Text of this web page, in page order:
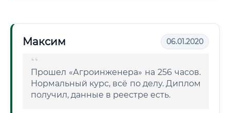
Максим 06.01.2020
Прошел «Агроинженера» на 256 часов.
Нормальный курс, всё по делу. Диплом
получил, данные в реестре есть.